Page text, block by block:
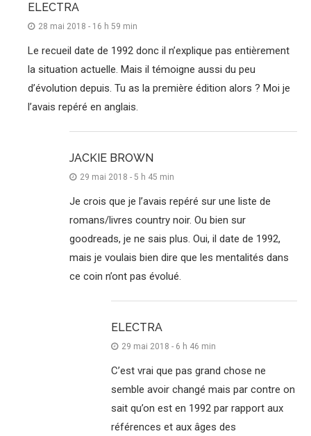
ELECTRA
28 mai 2018 - 16 h 59 min
Le recueil date de 1992 donc il n’explique pas entièrement
la situation actuelle. Mais il témoigne aussi du peu
d’évolution depuis. Tu as la première édition alors ? Moi je
l’avais repéré en anglais.
JACKIE BROWN
29 mai 2018 - 5 h 45 min
Je crois que je l’avais repéré sur une liste de
romans/livres country noir. Ou bien sur
goodreads, je ne sais plus. Oui, il date de 1992,
mais je voulais bien dire que les mentalités dans
ce coin n’ont pas évolué.
ELECTRA
29 mai 2018 - 6 h 46 min
C’est vrai que pas grand chose ne
semble avoir changé mais par contre on
sait qu’on est en 1992 par rapport aux
références et aux âges des